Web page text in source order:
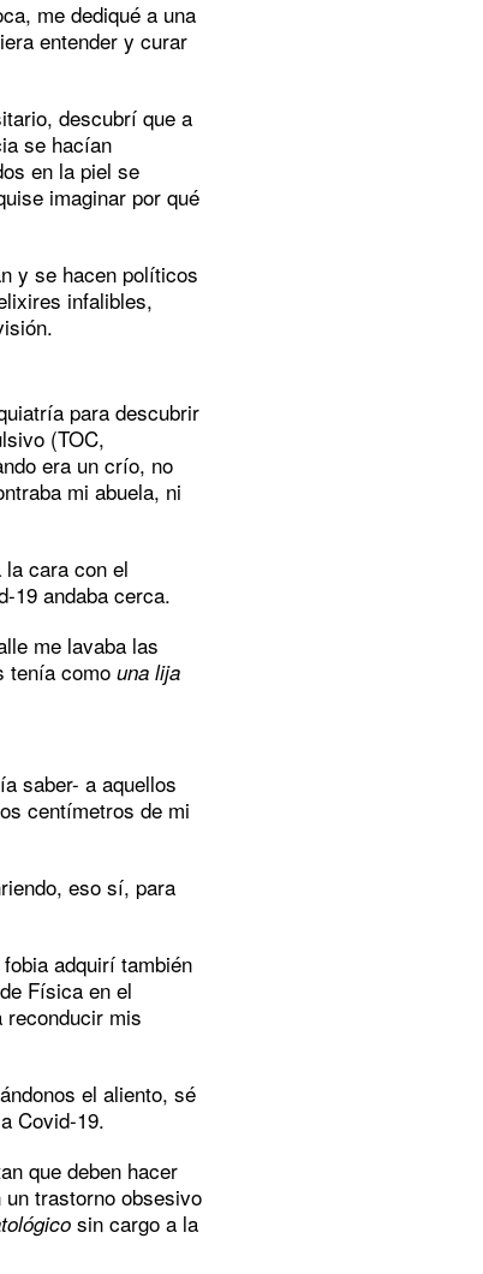
me dediqué a una
entender y curar
descubrí que a
se hacían
en la piel se
imaginar por qué
y se hacen políticos
infalibles,
para descubrir
(TOC,
era un crío, no
mi abuela, ni
cara con el
19 andaba cerca.
me lavaba las
tenía como una lija
saber- a aquellos
centímetros de mi
eso sí, para
adquirí también
Física en el
reconducir mis
el aliento, sé
Covid-19.
que deben hacer
trastorno obsesivo
sin cargo a la